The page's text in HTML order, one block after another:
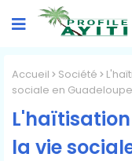
Accueil Société
sociale en
la vie